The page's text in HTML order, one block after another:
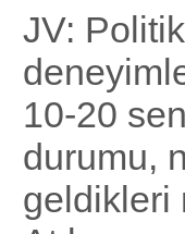
JV:
10-20
durumu,
geldikleri